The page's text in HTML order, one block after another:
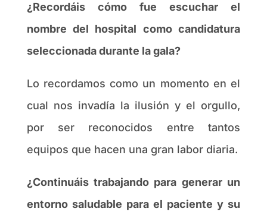
¿Recordáis cómo fue escuchar el
nombre del hospital como candidatura
seleccionada durante la gala?
Lo recordamos como un momento en el
cual nos invadía la ilusión y el orgullo,
por ser reconocidos entre tantos
equipos que hacen una gran labor diaria.
¿Continuáis trabajando para generar un
entorno saludable para el paciente y su